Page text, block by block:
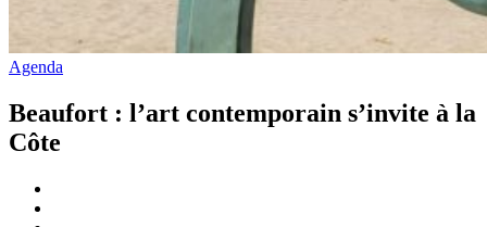
Agenda
Beaufort : l’art contemporain s’invite à la
Côte